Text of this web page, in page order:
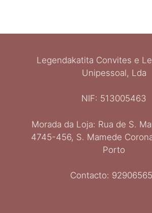
Legendakatita Convites e
Unipessoal, Lda
NIF: 513005463
Morada da Loja: Rua de S.
4745-456, S. Mamede
Porto
Contacto:
Italiano
Ελληνικά